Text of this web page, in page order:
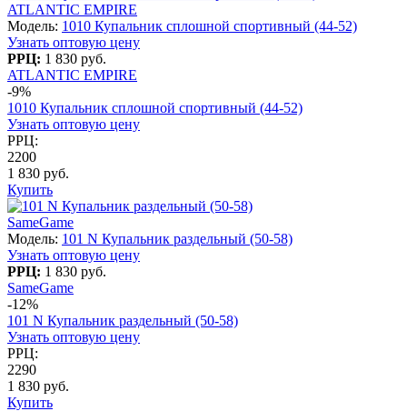
ATLANTIC EMPIRE
Модель: 1010 Купальник сплошной спортивный (44-52)
Узнать оптовую цену
РРЦ: 1 830 руб.
ATLANTIC EMPIRE
-9%
1010 Купальник сплошной спортивный (44-52)
Узнать оптовую цену
РРЦ:
2200
1 830 руб.
Купить
SameGame
Модель: 101 N Купальник раздельный (50-58)
Узнать оптовую цену
РРЦ: 1 830 руб.
SameGame
-12%
101 N Купальник раздельный (50-58)
Узнать оптовую цену
РРЦ:
2290
1 830 руб.
Купить